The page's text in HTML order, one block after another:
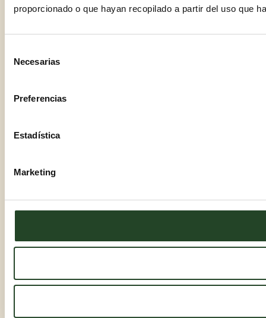
proporcionado o que hayan recopilado a partir del uso que
Necesarias
Preferencias
Estadística
Marketing